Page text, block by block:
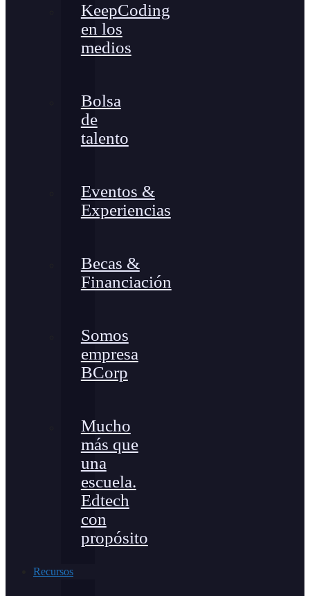
KeepCoding
en los
medios
Bolsa
de
talento
Eventos &
Experiencias
Becas &
Financiación
Somos
empresa
BCorp
Mucho
más que
una
escuela.
Edtech
con
propósito
Recursos